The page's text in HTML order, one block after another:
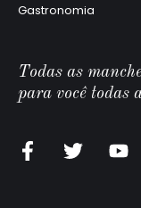
Gastronomia
Todas as
para você todas